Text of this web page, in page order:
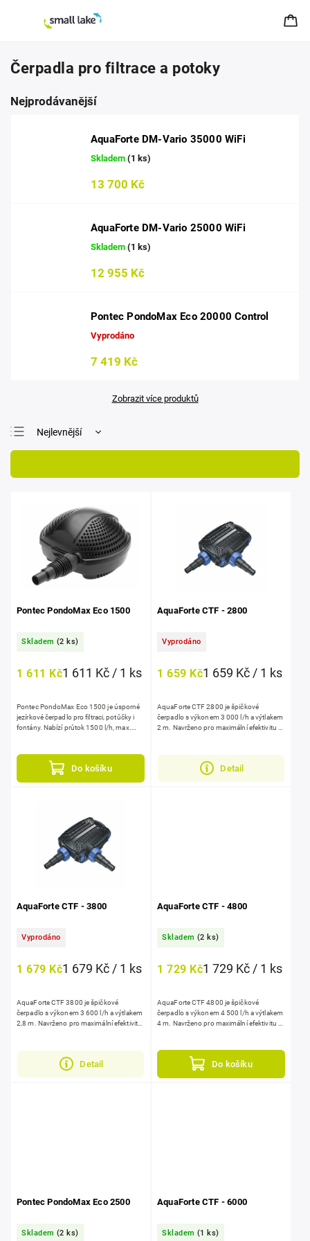
Čerpadla pro filtrace a potoky
Nejprodávanější
AquaForte DM-Vario 35000 WiFi
Skladem (1 ks)
13 700 Kč
AquaForte DM-Vario 25000 WiFi
Skladem (1 ks)
12 955 Kč
Pontec PondoMax Eco 20000 Control
Vyprodáno
7 419 Kč
Zobrazit více produktů
Nejlevnější
Nejprodávanější
Pontec PondoMax Eco 1500
Skladem (2 ks)
1 611 Kč1 611 Kč / 1 ks
Do košíku
Pontec PondoMax Eco 1500 je úsporné
jezírkové čerpadlo pro filtraci, potůčky i
fontány. Nabízí průtok 1500 l/h, max.
AquaForte CTF - 2800
Vyprodáno
1 659 Kč1 659 Kč / 1 ks
Detail
AquaForte CTF 2800 je špičkové
čerpadlo s výkonem 3 000 l/h a výtlakem
2 m. Navrženo pro maximální efektivitu s
AquaForte CTF - 3800
Vyprodáno
1 679 Kč1 679 Kč / 1 ks
Detail
AquaForte CTF 3800 je špičkové
čerpadlo s výkonem 3 600 l/h a výtlakem
2,8 m. Navrženo pro maximální efektivitu
AquaForte CTF - 4800
Skladem (2 ks)
1 729 Kč1 729 Kč / 1 ks
Do košíku
AquaForte CTF 4800 je špičkové
čerpadlo s výkonem 4 500 l/h a výtlakem
4 m. Navrženo pro maximální efektivitu s
Pontec PondoMax Eco 2500
Skladem (2 ks)
AquaForte CTF - 6000
Skladem (1 ks)